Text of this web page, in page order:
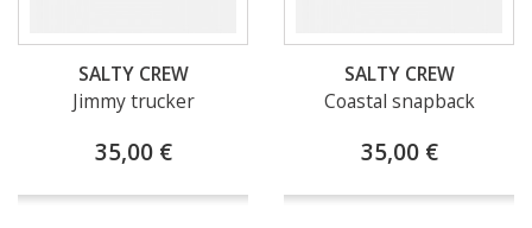
SALTY CREW
Jimmy trucker
35,00 €
SALTY CREW
Coastal snapback
35,00 €